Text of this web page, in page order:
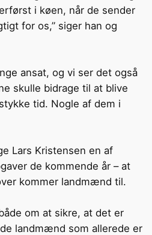
i køen, når de sender
for os,” siger han og
ansat, og vi ser det også
skulle bidrage til at blive
tid. Nogle af dem i
Lars Kristensen en af
de kommende år – at
kommer landmænd til.
om at sikre, at det er
landmænd som allerede er